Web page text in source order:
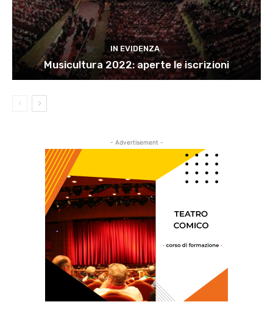
IN EVIDENZA
Musicultura 2022: aperte le iscrizioni
- Advertisement -